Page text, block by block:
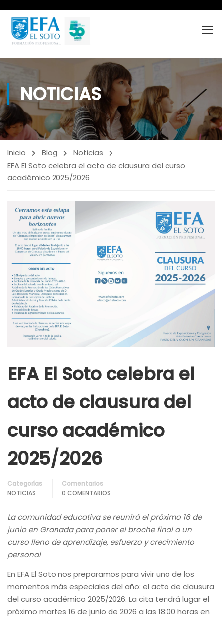
NOTICIAS
Inicio Blog
Noticias
EFA El Soto celebra el acto de clausura del curso
académico 2025/2026
EFA El Soto celebra el
acto de clausura del
curso académico
2025/2026
Categorías
NOTICIAS
Comentarios
0 COMENTARIOS
La comunidad educativa se reunirá el próximo 16 de
junio en Granada para poner el broche final a un
curso lleno de aprendizaje, esfuerzo y crecimiento
personal
En EFA El Soto nos preparamos para vivir uno de los
momentos más especiales del año: el acto de clausura
del curso académico 2025/2026. La cita tendrá lugar el
próximo martes 16 de junio de 2026 a las 18:00 horas en